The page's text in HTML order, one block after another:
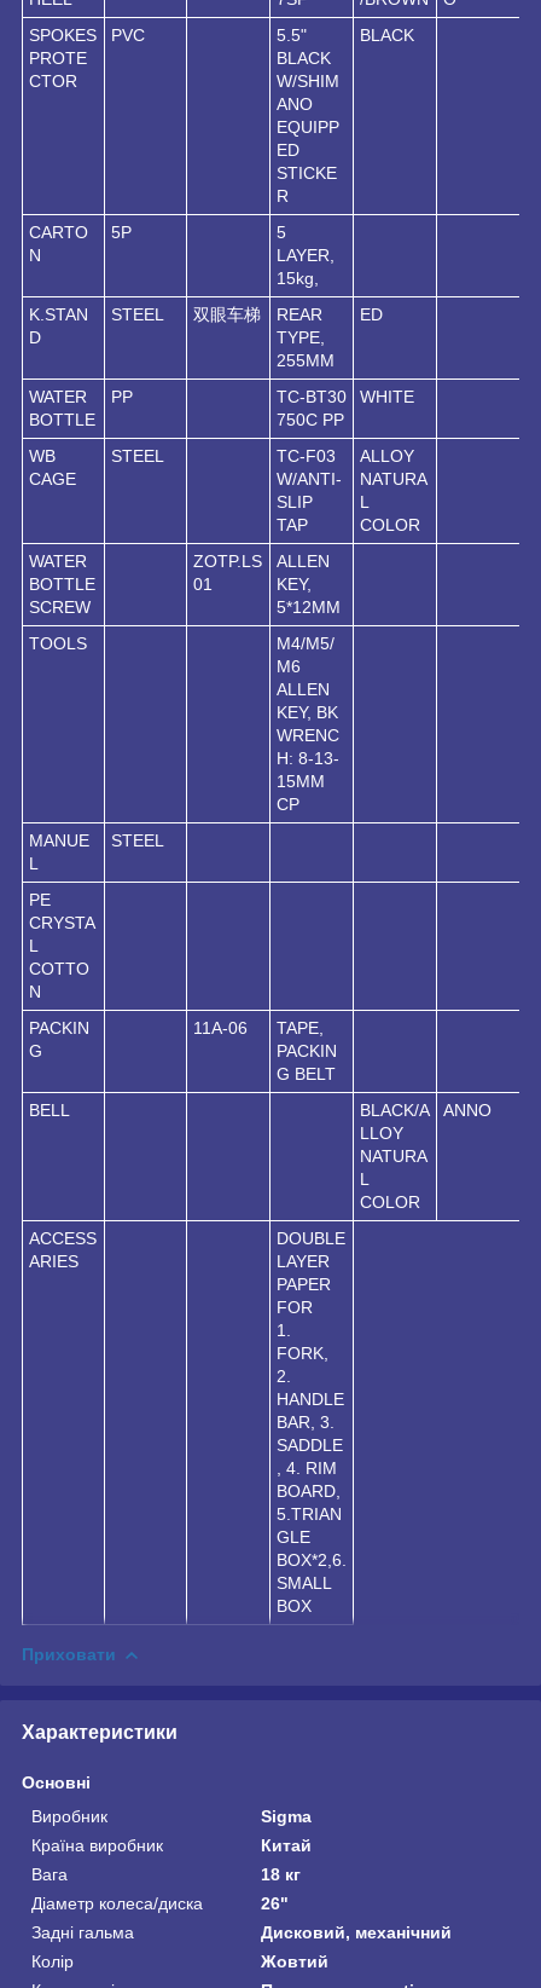
SPOKES
PROTE
CTOR
PVC
5.5"
BLACK
W/SHIM
ANO
EQUIPP
ED
STICKE
R
BLACK
CARTO
N
5P
5
LAYER,
15kg,
K.STAN
D
STEEL 双眼车梯
REAR
TYPE,
255MM
ED
WATER
BOTTLE
PP
TC-BT30
750C PP
WHITE
WB
CAGE
STEEL
TC-F03
W/ANTI-
SLIP
TAP
ALLOY
NATURA
L
COLOR
WATER
BOTTLE
SCREW
ZOTP.LS
01
ALLEN
KEY,
5*12MM
TOOLS
M4/M5/
M6
ALLEN
KEY, BK
WRENC
H: 8-13-
15MM
CP
MANUE
L
STEEL
PE
CRYSTA
L
COTTO
N
PACKIN
G
11A-06
TAPE,
PACKIN
G BELT
BELL
BLACK/A
LLOY
NATURA
L
COLOR
ANNO
ACCESS
ARIES
DOUBLE
LAYER
PAPER
FOR
1.
FORK,
2.
HANDLE
BAR, 3.
SADDLE
, 4. RIM
BOARD,
5.TRIAN
GLE
BOX*2,6.
SMALL
BOX
Приховати
Характеристики
Основні
Виробник
Sigma
Країна виробник
Китай
Вага
18 кг
Діаметр колеса/диска
26"
Задні гальма
Дисковий, механічний
Колір
Жовтий